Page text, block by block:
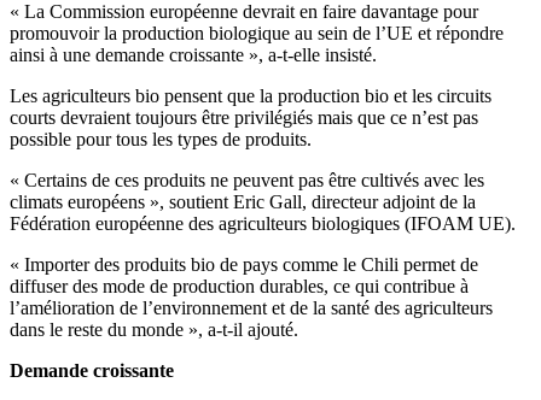
« La Commission européenne devrait en faire davantage pour
promouvoir la production biologique au sein de l’UE et répondre
ainsi à une demande croissante », a-t-elle insisté.
Les agriculteurs bio pensent que la production bio et les circuits
courts devraient toujours être privilégiés mais que ce n’est pas
possible pour tous les types de produits.
« Certains de ces produits ne peuvent pas être cultivés avec les
climats européens », soutient Eric Gall, directeur adjoint de la
Fédération européenne des agriculteurs biologiques (IFOAM UE).
« Importer des produits bio de pays comme le Chili permet de
diffuser des mode de production durables, ce qui contribue à
l’amélioration de l’environnement et de la santé des agriculteurs
dans le reste du monde », a-t-il ajouté.
Demande croissante